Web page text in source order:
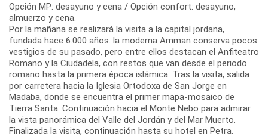
Opción MP: desayuno y cena / Opción confort: desayuno,
almuerzo y cena.
Por la mañana se realizará la visita a la capital jordana,
fundada hace 6.000 años. la moderna Amman conserva pocos
vestigios de su pasado, pero entre ellos destacan el Anfiteatro
Romano y la Ciudadela, con restos que van desde el periodo
romano hasta la primera época islámica. Tras la visita, salida
por carretera hacia la Iglesia Ortodoxa de San Jorge en
Madaba, donde se encuentra el primer mapa-mosaico de
Tierra Santa. Continuación hacia el Monte Nebo para admirar
la vista panorámica del Valle del Jordán y del Mar Muerto.
Finalizada la visita, continuación hasta su hotel en Petra.